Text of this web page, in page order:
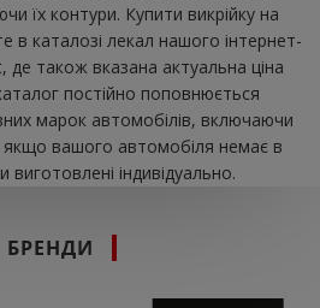
їх контури. Купити викрійку на
каталозі лекал нашого інтернет-
де також вказана актуальна ціна
постійно поповнюється
марок автомобілів, включаючи
якщо вашого автомобіля немає в
індивідуально.
БРЕНДИ